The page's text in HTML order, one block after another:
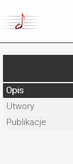
Opis
Utwory
Publikacje